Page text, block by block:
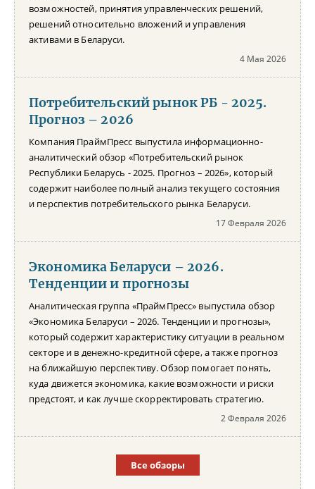
возможностей, принятия управленческих решений,
решений относительно вложений и управления
активами в Беларуси.
4 Мая 2026
Потребительский рынок РБ - 2025.
Прогноз – 2026
Компания ПраймПресс выпустила информационно-
аналитический обзор «Потребительский рынок
Республики Беларусь - 2025. Прогноз – 2026», который
содержит наиболее полный анализ текущего состояния
и перспектив потребительского рынка Беларуси.
17 Февраля 2026
Экономика Беларуси – 2026.
Тенденции и прогнозы
Аналитическая группа «ПраймПресс» выпустила обзор
«Экономика Беларуси – 2026. Тенденции и прогнозы»,
который содержит характеристику ситуации в реальном
секторе и в денежно-кредитной сфере, а также прогноз
на ближайшую перспективу. Обзор помогает понять,
куда движется экономика, какие возможности и риски
предстоят, и как лучше скорректировать стратегию.
2 Февраля 2026
Все обзоры